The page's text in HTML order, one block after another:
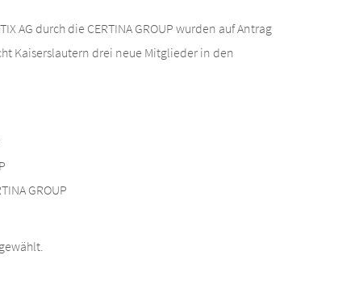
AG durch die CERTINA GROUP wurden auf Antrag
Kaiserslautern drei neue Mitglieder in den
GROUP